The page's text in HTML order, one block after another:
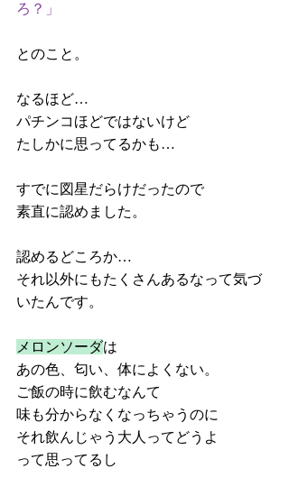
ろ？」
とのこと。
なるほど…
パチンコほどではないけど
たしかに思ってるかも…
すでに図星だらけだったので
素直に認めました。
認めるどころか…
それ以外にもたくさんあるなって気づ
いたんです。
メロンソーダは
あの色、匂い、体によくない。
ご飯の時に飲むなんて
味も分からなくなっちゃうのに
それ飲んじゃう大人ってどうよ
って思ってるし